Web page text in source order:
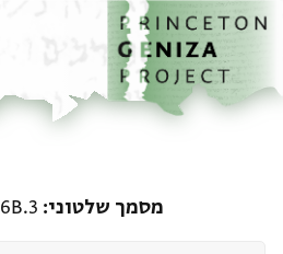
דילוג לתוכן
דף הבית
מסמך שלטוני